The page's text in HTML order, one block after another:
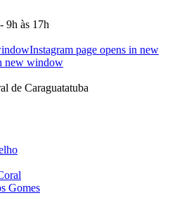
9h às 17h
Instagram page opens in new
new window
de Caraguatatuba
Gomes